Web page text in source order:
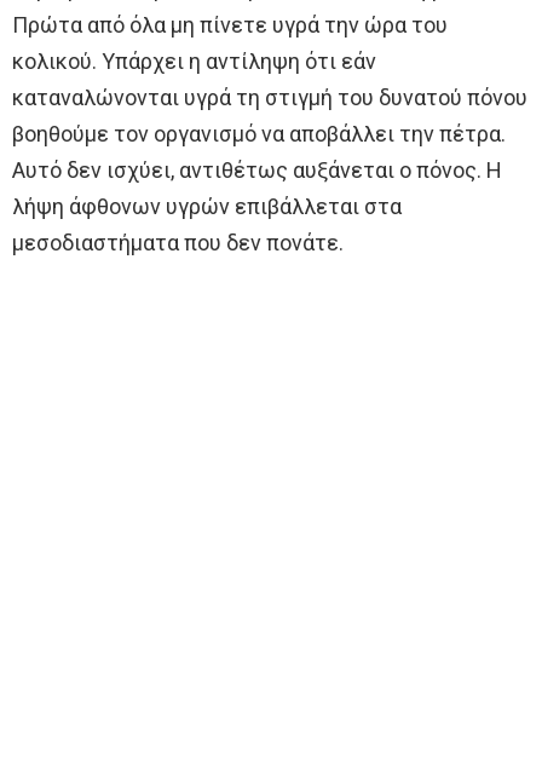
Πρώτα από όλα μη πίνετε υγρά την ώρα του
κολικού. Υπάρχει η αντίληψη ότι εάν
καταναλώνονται υγρά τη στιγμή του δυνατού πόνου
βοηθούμε τον οργανισμό να αποβάλλει την πέτρα.
Αυτό δεν ισχύει, αντιθέτως αυξάνεται ο πόνος. Η
λήψη άφθονων υγρών επιβάλλεται στα
μεσοδιαστήματα που δεν πονάτε.